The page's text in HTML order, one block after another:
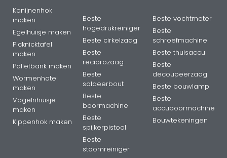
Konijnenhok
maken
Egelhuisje maken
Picknicktafel
maken
Palletbank maken
Wormenhotel
maken
Vogelnhuisje
maken
Kippenhok maken
Beste
hogedrukreiniger
Beste cirkelzaag
Beste
reciprozaag
Beste
soldeerbout
Beste
boormachine
Beste
spijkerpistool
Beste
stoomreiniger
Beste vochtmeter
Beste
schroefmachine
Beste thuisaccu
Beste
decoupeerzaag
Beste bouwlamp
Beste
accuboormachine
Bouwtekeningen